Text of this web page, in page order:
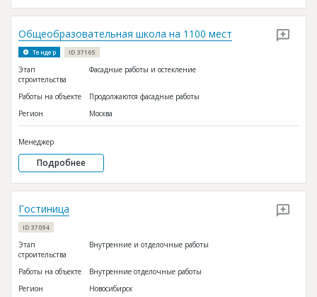
Тендер ID 37165
Общеобразовательная школа на 1100 мест
Этап
строительства
Фасадные работы и остекление
Работы на объекте
Продолжаются фасадные работы
Регион
Москва
Менеджер
Подробнее
ID 37094
Гостиница
Этап
строительства
Внутренние и отделочные работы
Работы на объекте
Внутренние отделочные работы
Регион
Новосибирск